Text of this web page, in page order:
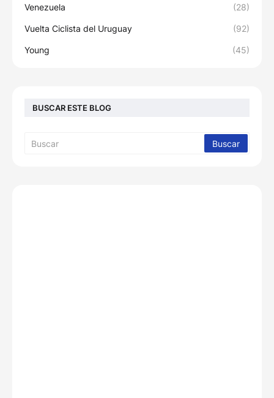
Venezuela (28)
Vuelta Ciclista del Uruguay (92)
Young (45)
BUSCAR ESTE BLOG